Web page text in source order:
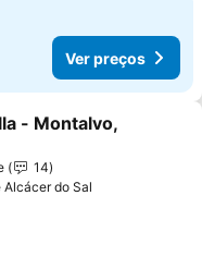
Ver preços
aos favoritos
- Montalvo,
14
Alcácer do Sal